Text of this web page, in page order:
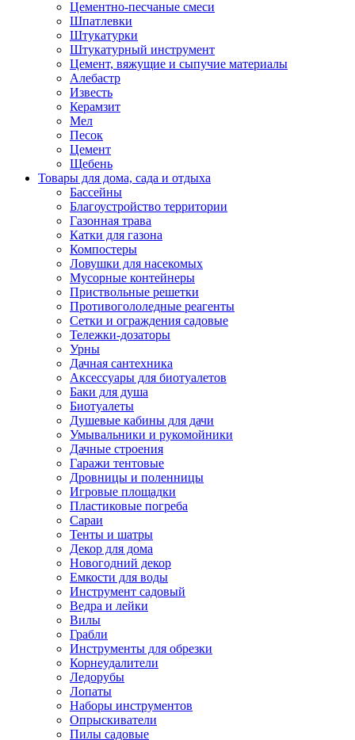
Цементно-песчаные смеси
Шпатлевки
Штукатурки
Штукатурный инструмент
Цемент, вяжущие и сыпучие материалы
Алебастр
Известь
Керамзит
Мел
Песок
Цемент
Щебень
Товары для дома, сада и отдыха
Бассейны
Благоустройство территории
Газонная трава
Катки для газона
Компостеры
Ловушки для насекомых
Мусорные контейнеры
Приствольные решетки
Противогололедные реагенты
Сетки и ограждения садовые
Тележки-дозаторы
Урны
Дачная сантехника
Аксессуары для биотуалетов
Баки для душа
Биотуалеты
Душевые кабины для дачи
Умывальники и рукомойники
Дачные строения
Гаражи тентовые
Дровницы и поленницы
Игровые площадки
Пластиковые погреба
Сараи
Тенты и шатры
Декор для дома
Новогодний декор
Емкости для воды
Инструмент садовый
Ведра и лейки
Вилы
Грабли
Инструменты для обрезки
Корнеудалители
Ледорубы
Лопаты
Наборы инструментов
Опрыскиватели
Пилы садовые